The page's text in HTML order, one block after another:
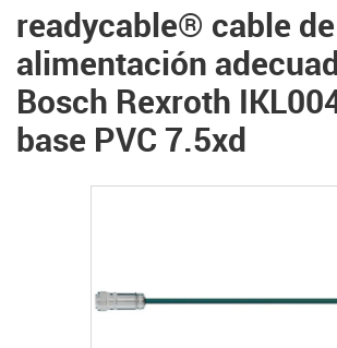
readycable® cable de
alimentación
Bosch Rexroth
base PVC 7.5xd